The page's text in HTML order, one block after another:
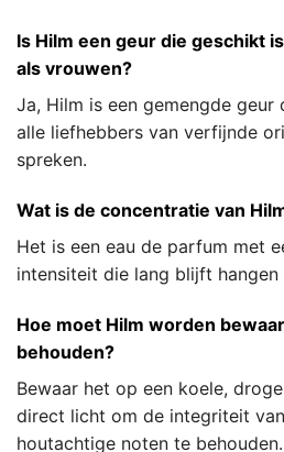
Is Hilm een geur die geschikt
als vrouwen?
Ja, Hilm is een gemengde
alle liefhebbers van verfijnde
spreken.
Wat is de concentratie van
Het is een eau de parfum met
intensiteit die lang blijft hangen
Hoe moet Hilm worden
behouden?
Bewaar het op een koele,
direct licht om de integriteit
houtachtige noten te behouden.